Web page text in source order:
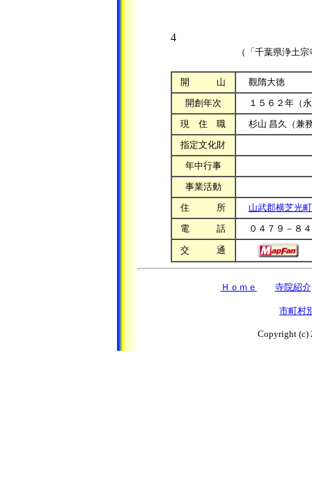
4
（「千葉県浄
開 山
觀隋大徳
開創年次
１５６２年（
現 住 職
杉山 昌久（兼
指定文化財
年中行事
事業活動
住 所
山武郡横芝光
電 話
０４７９－８
交 通
Ｈｏｍｅ 寺院紹介
市町村
Copyright (c)